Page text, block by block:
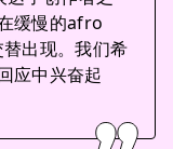
缓慢的afro
出现。我们希
应中兴奋起